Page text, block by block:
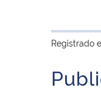
Registrado